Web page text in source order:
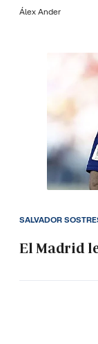
Álex Ander
El Madrid
SALVADOR